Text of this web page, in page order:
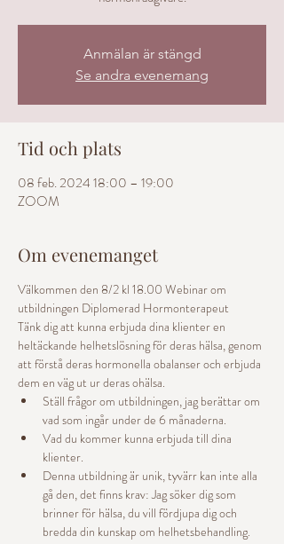
Anmälan är stängd
Se andra evenemang
Tid och plats
08 feb. 2024 18:00 – 19:00
ZOOM
Om evenemanget
Välkommen den 8/2 kl 18.00 Webinar om
utbildningen Diplomerad Hormonterapeut
Tänk dig att kunna erbjuda dina klienter en
heltäckande helhetslösning för deras hälsa, genom
att förstå deras hormonella obalanser och erbjuda
dem en väg ut ur deras ohälsa.
Ställ frågor om utbildningen, jag berättar om
vad som ingår under de 6 månaderna.
Vad du kommer kunna erbjuda till dina
klienter.
Denna utbildning är unik, tyvärr kan inte alla
gå den, det finns krav: Jag söker dig som
brinner för hälsa, du vill fördjupa dig och
bredda din kunskap om helhetsbehandling.